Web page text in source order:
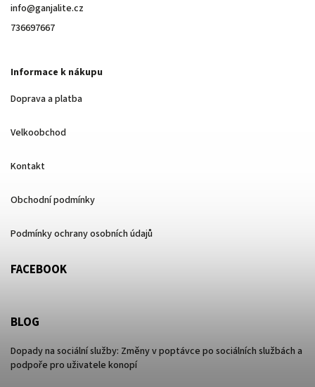
info@ganjalite.cz
736697667
Informace k nákupu
Doprava a platba
Velkoobchod
Kontakt
Obchodní podmínky
Podmínky ochrany osobních údajů
FACEBOOK
BLOG
Dopady na sociální služby: Změny v poptávce po sociálních službách a
podpoře pro uživatele konopí